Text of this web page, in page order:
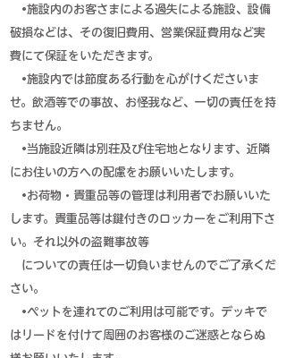
•施設内のお客さまによる過失による施設、設備
破損などは、その復旧費用、営業保証費用など実
費にて保証をいただきます。
•施設内では節度ある行動を心がけくださいま
せ。飲酒等での事故、お怪我など、一切の責任を持
ちません。
•当施設近隣は別荘及び住宅地となります、近隣
にお住いの方への配慮をお願いいたします。
​ •お荷物・貴重品等の管理は利用者でお願いいた
します。貴重品等は鍵付きのロッカーをご利用下さ
い。それ以外の盗難事故等
についての責任は一切負いませんのでご了承くだ
さい。
•ペットを連れてのご利用は可能です。デッキで
はリードを付けて周囲のお客様のご迷惑とならぬ